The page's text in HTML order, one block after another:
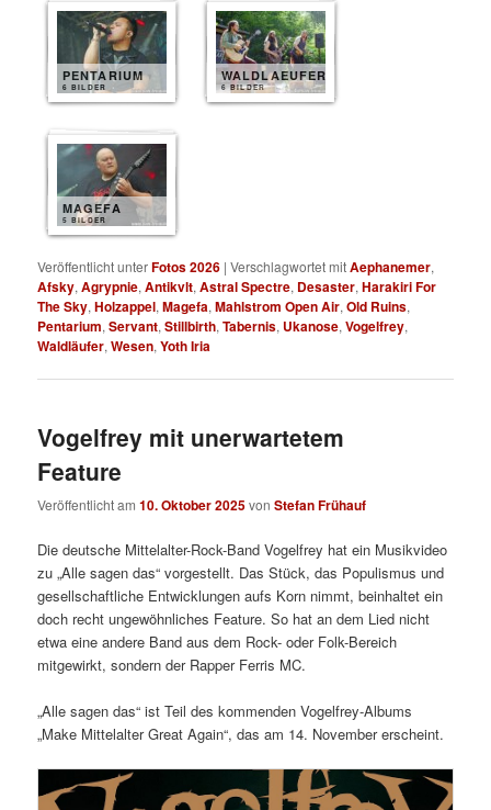
PENTARIUM
6 BILDER
WALDLAEUFER
6 BILDER
MAGEFA
5 BILDER
Veröffentlicht unterFotos 2026 |Verschlagwortet mitAephanemer,
Afsky,Agrypnie,Antikvlt,Astral Spectre, Desaster,Harakiri For
The Sky,Holzappel,Magefa,Mahlstrom Open Air,Old Ruins,
Pentarium,Servant,Stillbirth,Tabernis, Ukanose,Vogelfrey,
Waldläufer,Wesen,Yoth Iria
Vogelfrey mit unerwartetem
Feature
Veröffentlicht am10. Oktober 2025vonStefan Frühauf
Die deutsche Mittelalter-Rock-Band Vogelfrey hat ein Musikvideo
zu „Alle sagen das“ vorgestellt. Das Stück, das Populismus und
gesellschaftliche Entwicklungen aufs Korn nimmt, beinhaltet ein
doch recht ungewöhnliches Feature. So hat an dem Lied nicht
etwa eine andere Band aus dem Rock- oder Folk-Bereich
mitgewirkt, sondern der Rapper Ferris MC.
„Alle sagen das“ ist Teil des kommenden Vogelfrey-Albums
„Make Mittelalter Great Again“, das am 14. November erscheint.